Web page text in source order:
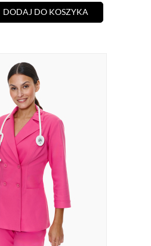
DODAJ DO KOSZYKA